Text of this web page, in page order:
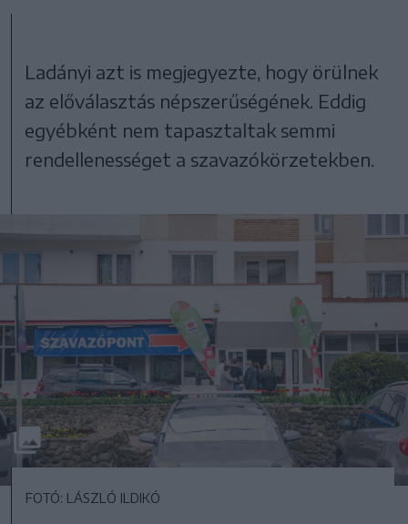
Ladányi azt is megjegyezte, hogy örülnek
az előválasztás népszerűségének. Eddig
egyébként nem tapasztaltak semmi
rendellenességet a szavazókörzetekben.
FOTÓ: LÁSZLÓ ILDIKÓ